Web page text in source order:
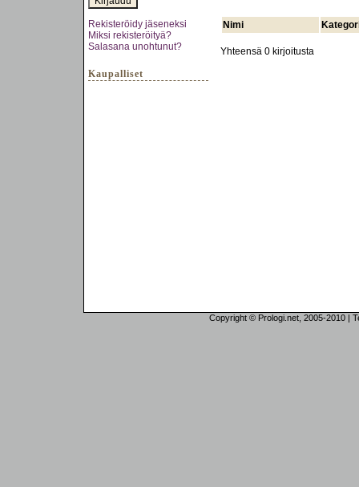
Rekisteröidy jäseneksi
Miksi rekisteröityä?
Salasana unohtunut?
Kaupalliset
Nimi
Yhteensä 0 kirjoitusta
Copyright © Prologi.net, 2005-2010 |